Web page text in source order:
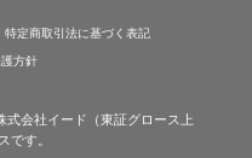
特定商取引法に基づく表記
方針
式会社イード（東証グロース上
す。